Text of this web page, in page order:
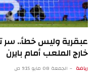
عبقرية وليس خطأ.. سر
خارج الملعب أمام بايرن
رياضة الجمعة 08 مايو 9:15 ص